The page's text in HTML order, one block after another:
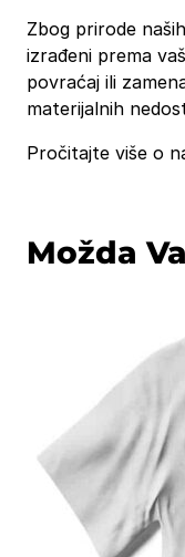
Zbog prirode
izrađeni prema
povraćaj ili
materijalnih
Pročitajte više o
Možda